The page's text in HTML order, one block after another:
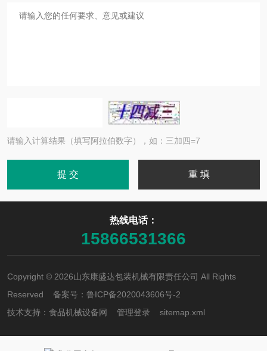
请输入计算结果（填写阿拉伯数字），如：三加四=7
热线电话：
15866531366
Copyright © 2026山东康盛达包装机械有限责任公司 All Rights
Reserved 备案号： 鲁ICP备2020043606号-2
技术支持： 食品机械设备网 管理登录 sitemap.xml